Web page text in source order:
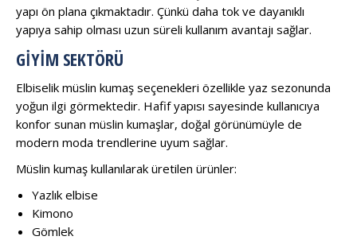
yapı ön plana çıkmaktadır. Çünkü daha tok ve dayanıklı
yapıya sahip olması uzun süreli kullanım avantajı sağlar.
GIYIM SEKTÖRÜ
Elbiselik müslin kumaş seçenekleri özellikle yaz sezonunda
yoğun ilgi görmektedir. Hafif yapısı sayesinde kullanıcıya
konfor sunan müslin kumaşlar, doğal görünümüyle de
modern moda trendlerine uyum sağlar.
Müslin kumaş kullanılarak üretilen ürünler:
Yazlık elbise
Kimono
Gömlek